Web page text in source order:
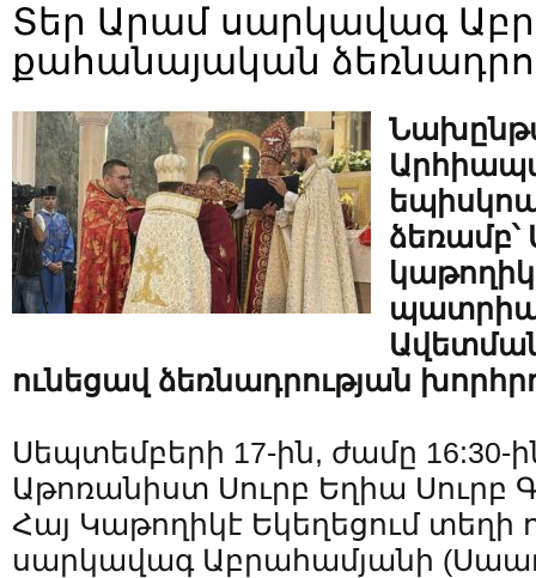
Տեր Արամ սարկավագ
քահանայական
ձեռամբ՝
ունեցավ ձեռնադրության
Սեպտեմբերի 17-ին, ժամը 16:30-
Աթոռանիստ Սուրբ Եղիա Սուրբ
Հայ Կաթողիկէ Եկեղեցում տեղի
սարկավագ Աբրահամյանի